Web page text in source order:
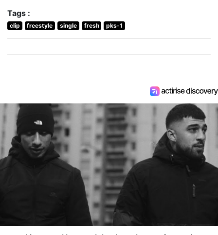
Tags :
clip freestyle single fresh pks-1